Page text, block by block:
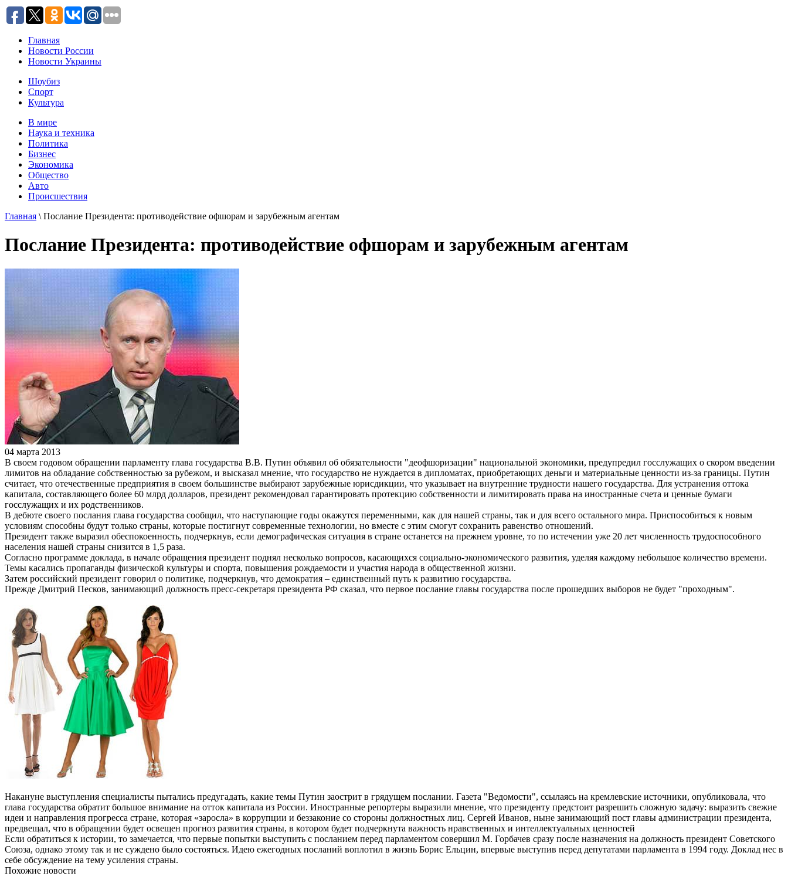
Главная
Новости России
Новости Украины
Шоубиз
Спорт
Культура
В мире
Наука и техника
Политика
Бизнес
Экономика
Общество
Авто
Происшествия
Главная \ Послание Президента: противодействие офшорам и зарубежным агентам
Послание Президента: противодействие офшорам и зарубежным агентам
04 марта 2013
В своем годовом обращении парламенту глава государства В.В. Путин объявил об обязательности "деофшоризации" национальной экономики, предупредил госслужащих о скором введении
лимитов на обладание собственностью за рубежом, и высказал мнение, что государство не нуждается в дипломатах, приобретающих деньги и материальные ценности из-за границы. Путин
считает, что отечественные предприятия в своем большинстве выбирают зарубежные юрисдикции, что указывает на внутренние трудности нашего государства. Для устранения оттока
капитала, составляющего более 60 млрд долларов, президент рекомендовал гарантировать протекцию собственности и лимитировать права на иностранные счета и ценные бумаги
госслужащих и их родственников.
В дебюте своего послания глава государства сообщил, что наступающие годы окажутся переменными, как для нашей страны, так и для всего остального мира. Приспособиться к новым
условиям способны будут только страны, которые постигнут современные технологии, но вместе с этим смогут сохранить равенство отношений.
Президент также выразил обеспокоенность, подчеркнув, если демографическая ситуация в стране останется на прежнем уровне, то по истечении уже 20 лет численность трудоспособного
населения нашей страны снизится в 1,5 раза.
Согласно программе доклада, в начале обращения президент поднял несколько вопросов, касающихся социально-экономического развития, уделяя каждому небольшое количество времени.
Темы касались пропаганды физической культуры и спорта, повышения рождаемости и участия народа в общественной жизни.
Затем российский президент говорил о политике, подчеркнув, что демократия – единственный путь к развитию государства.
Прежде Дмитрий Песков, занимающий должность пресс-секретаря президента РФ сказал, что первое послание главы государства после прошедших выборов не будет "проходным".
Накануне выступления специалисты пытались предугадать, какие темы Путин заострит в грядущем послании. Газета "Ведомости", ссылаясь на кремлевские источники, опубликовала, что
глава государства обратит большое внимание на отток капитала из России. Иностранные репортеры выразили мнение, что президенту предстоит разрешить сложную задачу: выразить свежие
идеи и направления прогресса стране, которая «заросла» в коррупции и беззаконие со стороны должностных лиц. Сергей Иванов, ныне занимающий пост главы администрации президента,
предвещал, что в обращении будет освещен прогноз развития страны, в котором будет подчеркнута важность нравственных и интеллектуальных ценностей
Если обратиться к истории, то замечается, что первые попытки выступить с посланием перед парламентом совершил М. Горбачев сразу после назначения на должность президент Советского
Союза, однако этому так и не суждено было состояться. Идею ежегодных посланий воплотил в жизнь Борис Ельцин, впервые выступив перед депутатами парламента в 1994 году. Доклад нес в
себе обсуждение на тему усиления страны.
Похожие новости